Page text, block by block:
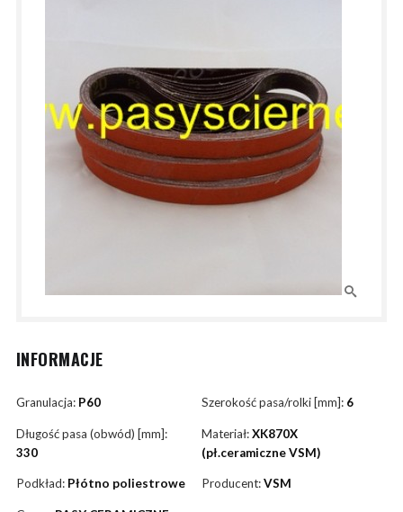
INFORMACJE
Granulacja: P60 Szerokość pasa/rolki [mm]: 6
Długość pasa (obwód) [mm]:
330
Materiał:XK870X
(pł.ceramiczne VSM)
Podkład: Płótno poliestrowe Producent:VSM